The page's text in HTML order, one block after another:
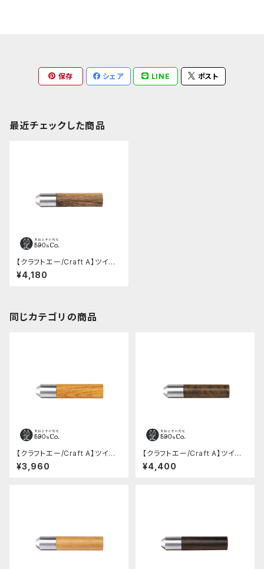
保存 シェア LINE ポスト
最近チェックした商品
【クラフトエー/Craft A】ツイスト
消しゴム(ウエンジ) A
¥4,180
同じカテゴリの商品
【クラフトエー/Craft A】ツイスト
消しゴム(ケヤキ)
¥3,960
【クラフトエー/Craft A】ツイスト
消しゴム(神代欅)
¥4,400